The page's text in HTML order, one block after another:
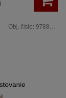
Obj. čislo: 9788089888573